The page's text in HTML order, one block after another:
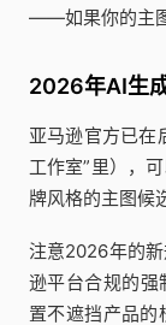
——如果你的主图
2026年AI生
亚马逊官方已在
工作室”里），
牌风格的主图候
注意2026年的
逊平台合规的强
置不遮挡产品的